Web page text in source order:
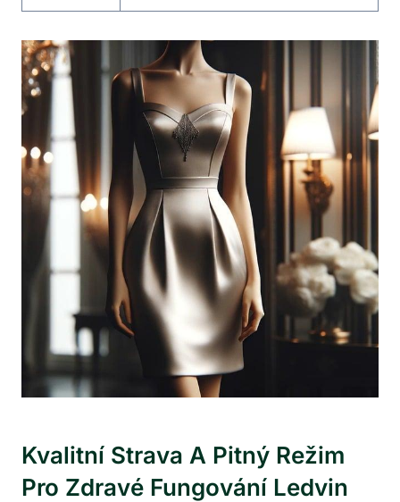
Kvalitní Strava A⁤ Pitný ⁣režim
Pro ⁤zdravé Fungování Ledvin